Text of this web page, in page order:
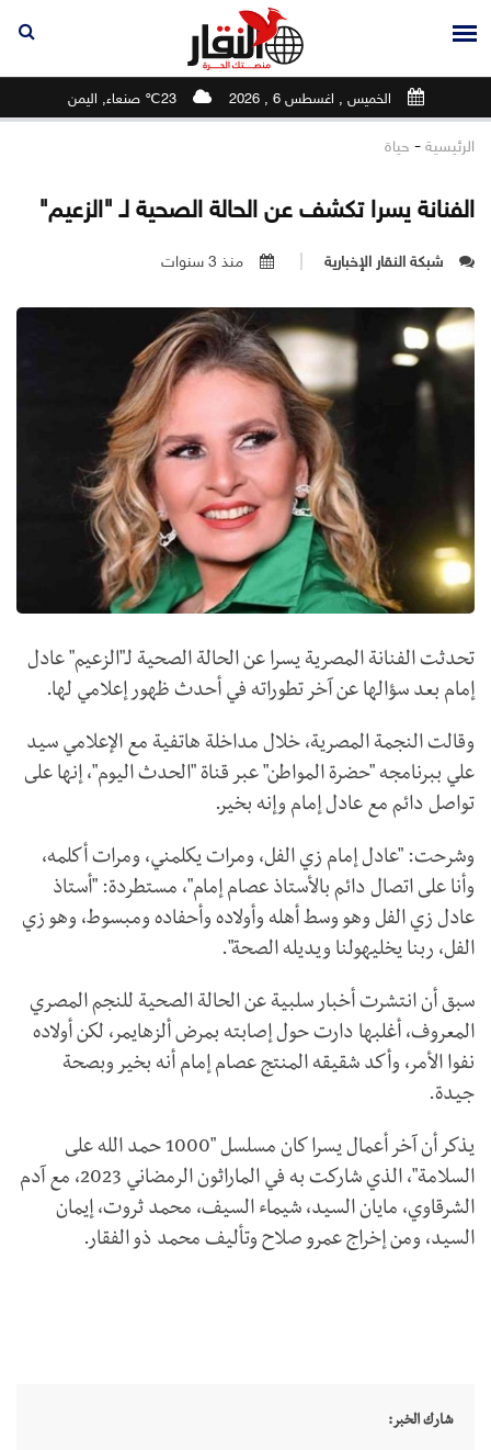
الخميس , اغسطس 6 , 2026 23℃ صنعاء, اليمن
الرئيسية - حياة
الفنانة يسرا تكشف عن الحالة الصحية لـ "الزعيم"
شبكة النقار الإخبارية منذ 3 سنوات
تحدثت الفنانة المصرية يسرا عن الحالة الصحية لـ"الزعيم" عادل
إمام بعد سؤالها عن آخر تطوراته في أحدث ظهور إعلامي لها.
وقالت النجمة المصرية، خلال مداخلة هاتفية مع الإعلامي سيد
علي ببرنامجه "حضرة المواطن" عبر قناة "الحدث اليوم"، إنها على
تواصل دائم مع عادل إمام وإنه بخير.
وشرحت: "عادل إمام زي الفل، ومرات يكلمني، ومرات أكلمه،
وأنا على اتصال دائم بالأستاذ عصام إمام"، مستطردة: "أستاذ
عادل زي الفل وهو وسط أهله وأولاده وأحفاده ومبسوط، وهو زي
الفل، ربنا يخليهولنا ويديله الصحة".
سبق أن انتشرت أخبار سلبية عن الحالة الصحية للنجم المصري
المعروف، أغلبها دارت حول إصابته بمرض ألزهايمر، لكن أولاده
نفوا الأمر، وأكد شقيقه المنتج عصام إمام أنه بخير وبصحة
جيدة.
يذكر أن آخر أعمال يسرا كان مسلسل "1000 حمد الله على
السلامة"، الذي شاركت به في الماراثون الرمضاني 2023، مع آدم
الشرقاوي، مايان السيد، شيماء السيف، محمد ثروت، إيمان
السيد، ومن إخراج عمرو صلاح وتأليف محمد ذو الفقار.
شارك الخبر: